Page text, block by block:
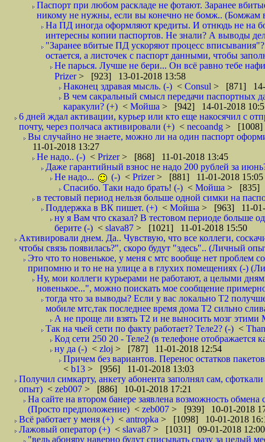
Паспорт при любом раскладе не фотают. Заранее
никому не нужны, если вы конечно не бомж.. (Бомжам
На ПД иногда оформляют кредиты. И отнюдь не на
интересны копии паспортов. Не знали? А выводы
"Заранее вбитые ПД ускоряют процесс
остается, а листочек с паспорт данными, чтобы
Не парься. Лучше не бери... Он всё равно тебе
Prizer> [923] 13-01-2018 13:58
Наконец здравая мысль. (-) < Consul > [871] 14-
В чем сакральный смысл передачи паспортных
каракули? (+) < Мойша > [942] 14-01-2018
6 дней ждал активации, курьер или кто еще накосячил с
почту, через полчаса активировали (+) < necoandg > [1008]
Вы случайно не знаете, можно ли на один паспорт
11-01-2018 13:27
Не надо.. (-) < Prizer> [868] 11-01-2018 13:45
Даже гарантийный взнос не надо 200 рублей за
Не надо...
(-) < Prizer> [881] 11-01-2018 15:05
Спасибо. Таки надо брать! (-) < Мойша > [835]
в тестовый период нельзя больше одной симки на
Поддержка в ВК пишет. (+) < Мойша > [963] 11-01-
ну я Вам что сказал? В тестовом периоде больше
берите (-) < slava87 > [1021] 11-01-2018 15:50
Активировали днем. Да.. Чувствую, что все коллеги,
чтобы связь появилась?", скоро будут "здесь".. (Личный
Это что то новенькое, у меня с мтс вообще нет проблем
припомню и то не на улице а в глухих помещениях (-)
Ну, мои коллеги курьерами не работают, а целыми
новенькое...", можно поискать мое сообщение
тогда что за выводы? Если у вас локально Т2
мобиле мтс,так последнее время дома Т2 сильно
А не проще ли взять Т2 и не выносить мозг
Так на чьей сети по факту работает? Теле2? (-) <
Код сети 250 20 - Теле2 (в телефоне отображается
ну да (-) < zloj > [787] 11-01-2018 12:54
Причем без вариантов. Перенос остатков
< b13 > [956] 11-01-2018 13:03
Получил симкарту, анкету абонента заполнял сам,
опыт) < zeb007 > [886] 10-01-2018 17:21
На сайте на втором банере заявлена возможность
(Просто предположение) < zeb007 > [939] 10-01-2018
Всё работает у меня (+) < antropka > [1098] 10-01-2018
Лажовый оператор (+) < slava87 > [1031] 09-01-2018 12:00
"ведь абоняру наверно будут списывать сразу за целый